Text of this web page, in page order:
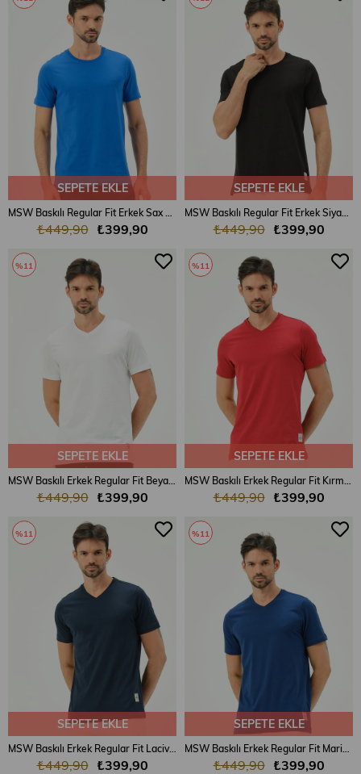
SEPETE EKLE
₺399,90
₺449,90
SEPETE EKLE
₺399,90
₺449,90
SEPETE EKLE
₺399,90
₺449,90
%11
SEPETE EKLE
₺399,90
₺449,90
%11
SEPETE EKLE
MSW Baskılı Erkek Regular Fit Lacivert V Yaka T-shirt
₺399,90
₺449,90
%11
SEPETE EKLE
₺399,90
₺449,90
%11